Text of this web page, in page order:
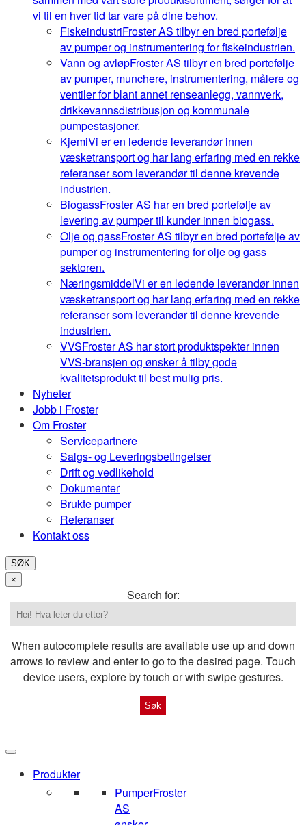
vi til en hver tid tar vare på dine behov.
FiskeindustriFroster AS tilbyr en bred portefølje
av pumper og instrumentering for fiskeindustrien.
Vann og avløpFroster AS tilbyr en bred portefølje
av pumper, munchere, instrumentering, målere og
ventiler for blant annet renseanlegg, vannverk,
drikkevannsdistribusjon og kommunale
pumpestasjoner.
KjemiVi er en ledende leverandør innen
væsketransport og har lang erfaring med en rekke
referanser som leverandør til denne krevende
industrien.
BiogassFroster AS har en bred portefølje av
levering av pumper til kunder innen biogass.
Olje og gassFroster AS tilbyr en bred portefølje av
pumper og instrumentering for olje og gass
sektoren.
NæringsmiddelVi er en ledende leverandør innen
væsketransport og har lang erfaring med en rekke
referanser som leverandør til denne krevende
industrien.
VVSFroster AS har stort produktspekter innen
VVS-bransjen og ønsker å tilby gode
kvalitetsprodukt til best mulig pris.
Nyheter
Jobb i Froster
Om Froster
Servicepartnere
Salgs- og Leveringsbetingelser
Drift og vedlikehold
Dokumenter
Brukte pumper
Referanser
Kontakt oss
SØK
×
Search for:
When autocomplete results are available use up and down
arrows to review and enter to go to the desired page. Touch
device users, explore by touch or with swipe gestures.
Produkter
PumperFroster
AS